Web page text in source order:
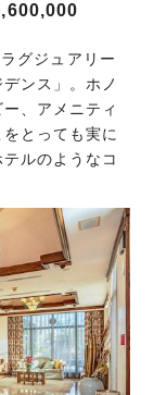
グジュアリー
ンス」。ホノ
、アメニティ
とっても実に
ルのようなコ